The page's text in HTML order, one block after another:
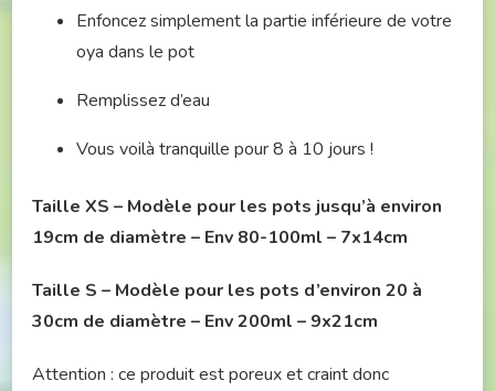
Enfoncez simplement la partie inférieure de votre
oya dans le pot
Remplissez d’eau
Vous voilà tranquille pour 8 à 10 jours !
Taille XS – Modèle pour les pots jusqu’à environ
19cm de diamètre – Env 80-100ml – 7x14cm
Taille S – Modèle pour les pots d’environ 20 à
30cm de diamètre – Env 200ml – 9x21cm
Attention : ce produit est poreux et craint donc